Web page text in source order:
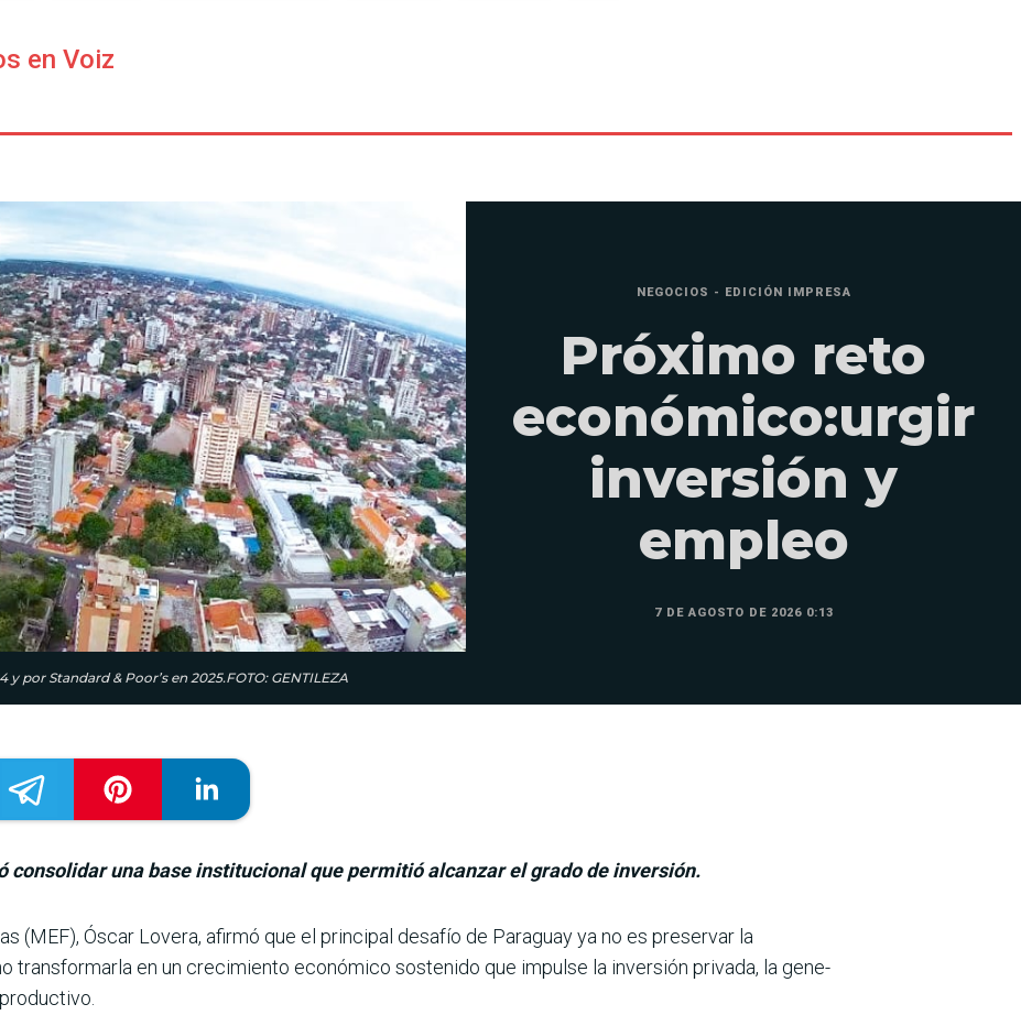
en Voiz
por Standard & Poor’s en 2025.FOTO: GENTILEZA
NEGOCIOS - EDICIÓN IMPRESA
Próximo reto
económico:urgir
inversión y
empleo
7 DE AGOSTO DE 2026 0:13
consolidar una base institucional que permitió alcanzar el grado de inversión.
(MEF), Óscar Lovera, afirmó que el principal desafío de Paraguay ya no es preser­var la
transformarla en un crecimiento econó­mico sostenido que impulse la inversión privada, la gene­